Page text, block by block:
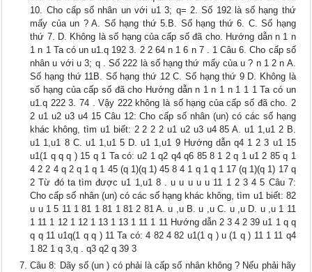
10. Cho cấp số nhân un với u1 3; q= 2. Số 192 là số hạng thứ
mấy của un ? A. Số hạng thứ 5.B. Số hạng thứ 6. C. Số hạng
thứ 7. D. Không là số hạng của cấp số đã cho. Hướng dẫn n 1 n
1 n 1 Ta có un u1.q 192 3. 2 2 64 n 1 6 n 7 . 1 Câu 6. Cho cấp số
nhân u với u 3; q . Số 222 là số hạng thứ mấy của u ? n 1 2 n A.
Số hạng thứ 11B. Số hạng thứ 12 C. Số hạng thứ 9 D. Không là
số hạng của cấp số đã cho Hướng dẫn n 1 n 1 n 1 1 1 Ta có un
u1.q 222 3. 74 . Vậy 222 không là số hạng của cấp số đã cho. 2
2 u1 u2 u3 u4 15 Câu 12: Cho cấp số nhân (un) có các số hạng
khác không, tìm u1 biết: 2 2 2 2 u1 u2 u3 u4 85 A. u1 1,u1 2 B.
u1 1,u1 8 C. u1 1,u1 5 D. u1 1,u1 9 Hướng dẫn q4 1 2 3 u1 15
u1(1 q q q ) 15 q 1 Ta có: u2 1 q2 q4 q6 85 8 1 2 q 1 u1 2 85 q 1
4 2 2 4 q 2 q 1 q 1 45 (q 1)(q 1) 45 8 4 1 q 1 q 1 17 (q 1)(q 1) 17 q
2 Từ đó ta tìm được u1 1,u1 8 . u u u u u 11 1 2 3 4 5 Câu 7:
Cho cấp số nhân (un) có các số hạng khác không, tìm u1 biết: 82
u u 1 5 11 1 81 1 81 1 81 2 81 A. u ,u B. u ,u C. u ,u D. u ,u 1 11
1 11 1 12 1 12 1 13 1 13 1 11 1 11 Hướng dẫn 2 3 4 2 39 u1 1 q q
q q 11 u1q(1 q q ) 11 Ta có: 4 82 4 82 u1(1 q ) u (1 q ) 11 1 11 q4
1 82 1 q 3,q . q3 q2 q 39 3
Câu 8: Dãy số (un ) có phải là cấp số nhân không ? Nếu phải hãy